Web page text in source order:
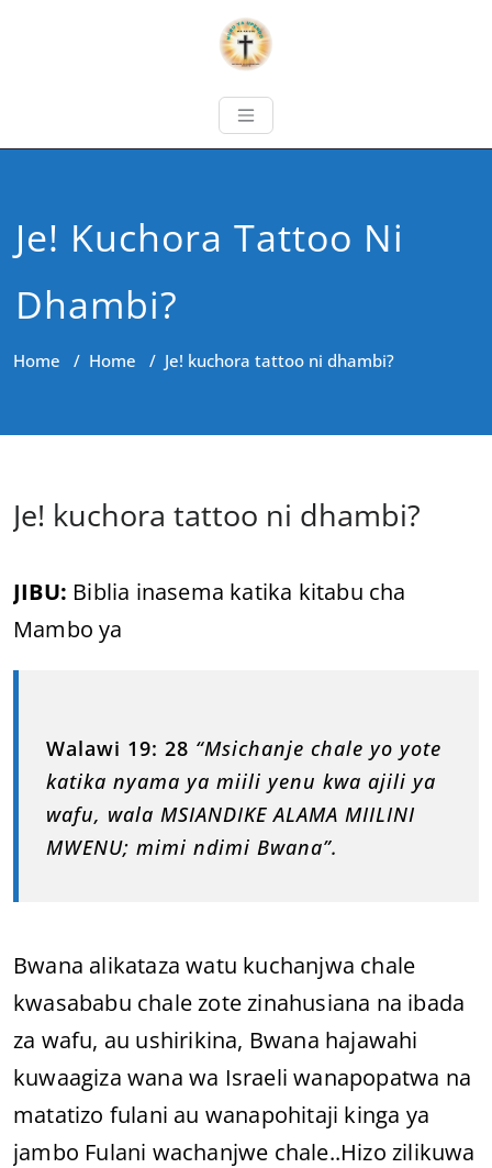
Je! Kuchora Tattoo Ni
Dhambi?
Home / Home / Je! kuchora tattoo ni dhambi?
Je! kuchora tattoo ni dhambi?
JIBU: Biblia inasema katika kitabu cha
Mambo ya
Walawi 19: 28 “Msichanje chale yo yote
katika nyama ya miili yenu kwa ajili ya
wafu, wala MSIANDIKE ALAMA MIILINI
MWENU; mimi ndimi Bwana”.
Bwana alikataza watu kuchanjwa chale
kwasababu chale zote zinahusiana na ibada
za wafu, au ushirikina, Bwana hajawahi
kuwaagiza wana wa Israeli wanapopatwa na
matatizo fulani au wanapohitaji kinga ya
jambo Fulani wachanjwe chale..Hizo zilikuwa